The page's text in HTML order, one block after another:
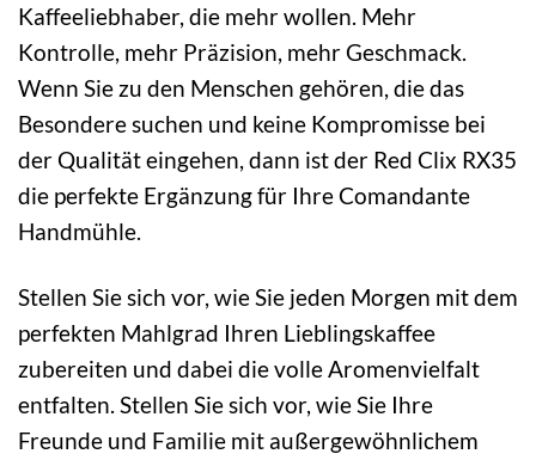
Kaffeeliebhaber, die mehr wollen. Mehr
Kontrolle, mehr Präzision, mehr Geschmack.
Wenn Sie zu den Menschen gehören, die das
Besondere suchen und keine Kompromisse bei
der Qualität eingehen, dann ist der Red Clix RX35
die perfekte Ergänzung für Ihre Comandante
Handmühle.
Stellen Sie sich vor, wie Sie jeden Morgen mit dem
perfekten Mahlgrad Ihren Lieblingskaffee
zubereiten und dabei die volle Aromenvielfalt
entfalten. Stellen Sie sich vor, wie Sie Ihre
Freunde und Familie mit außergewöhnlichem